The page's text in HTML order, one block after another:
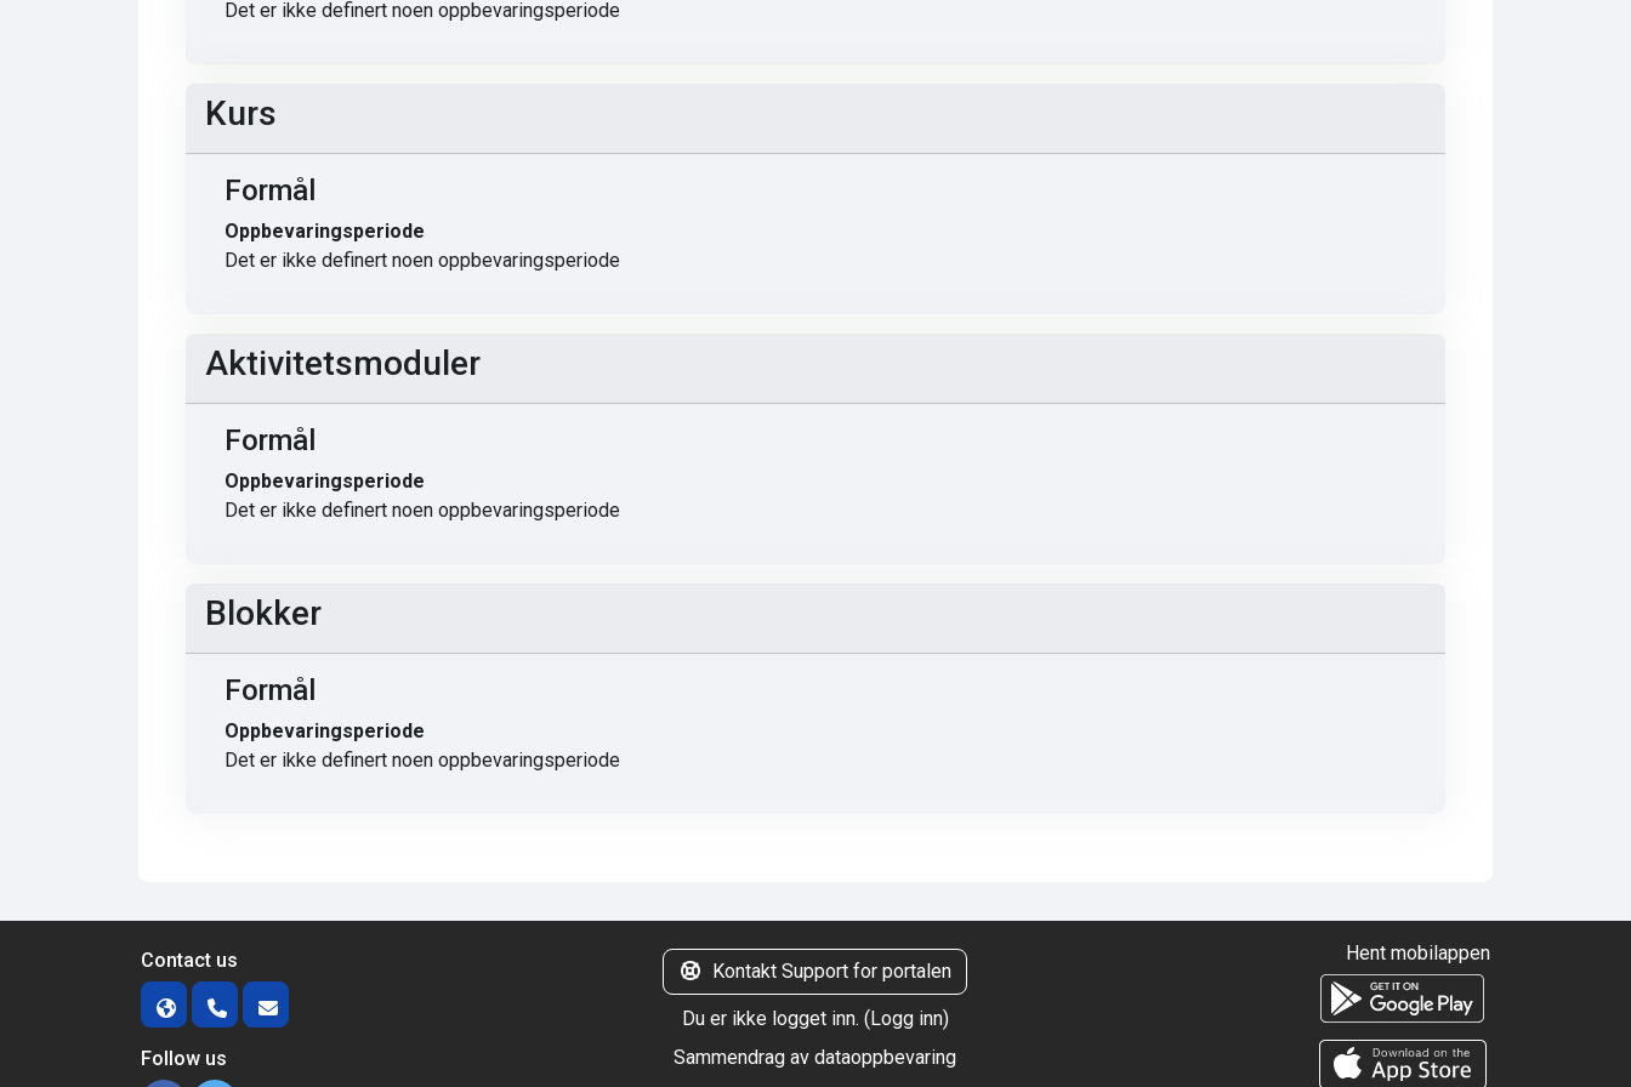
Det er ikke definert noen oppbevaringsperiode
Kurs
Formål
Oppbevaringsperiode
Det er ikke definert noen oppbevaringsperiode
Aktivitetsmoduler
Formål
Oppbevaringsperiode
Det er ikke definert noen oppbevaringsperiode
Blokker
Formål
Oppbevaringsperiode
Det er ikke definert noen oppbevaringsperiode
Contact us
Follow us
Kontakt Support for portalen
Du er ikke logget inn. (Logg inn)
Sammendrag av dataoppbevaring
Hent mobilappen